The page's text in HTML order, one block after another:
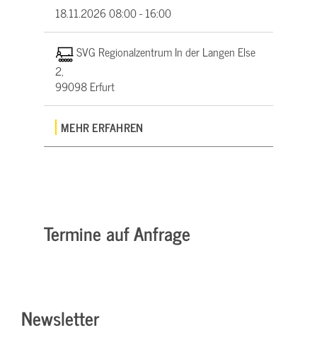
18.11.202608:00 - 16:00
SVG Regionalzentrum In der Langen Else
2,
99098 Erfurt
MEHR ERFAHREN
Termine auf Anfrage
Newsletter